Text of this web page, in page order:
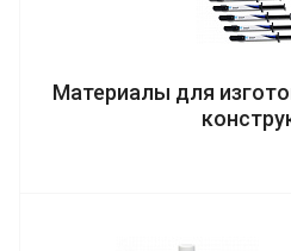
Материалы для